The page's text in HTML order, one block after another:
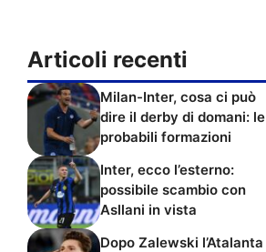
Articoli recenti
Milan-Inter, cosa ci può
dire il derby di domani: le
probabili formazioni
Inter, ecco l’esterno:
possibile scambio con
Asllani in vista
Dopo Zalewski l’Atalanta